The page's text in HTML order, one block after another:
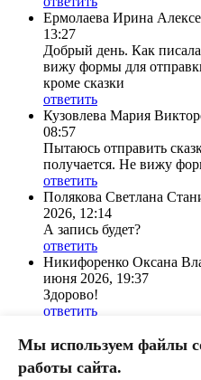
Ермолаева Ирина
13:27
Добрый день. Как
вижу формы для
кроме сказки
ответить
Кузовлева Мария
08:57
Пытаюсь отправить
получается. Не вижу
ответить
Полякова Светлана
2026, 12:14
А запись будет?
ответить
Никифоренко Оксана
июня 2026, 19:37
Здорово!
ответить
2026, 18:55
Спасибо.
Постараемся
Мы используем файлы
работы сайта.